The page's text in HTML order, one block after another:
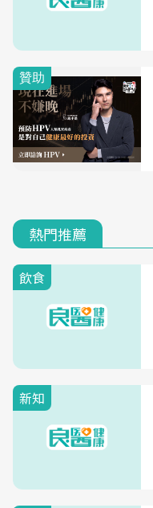
熱門推薦
飲食
新知